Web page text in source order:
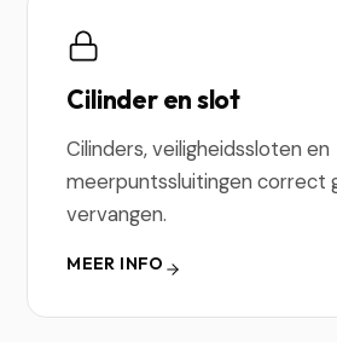
Cilinder en slot
Cilinders, veiligheidssloten en
meerpuntssluitingen correct
vervangen.
MEER INFO